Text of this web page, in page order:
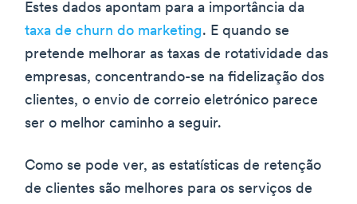
Estes dados apontam para a importância da
taxa de churn do marketing. E quando se
pretende melhorar as taxas de rotatividade das
empresas, concentrando-se na fidelização dos
clientes, o envio de correio eletrónico parece
ser o melhor caminho a seguir.
Como se pode ver, as estatísticas de retenção
de clientes são melhores para os serviços de